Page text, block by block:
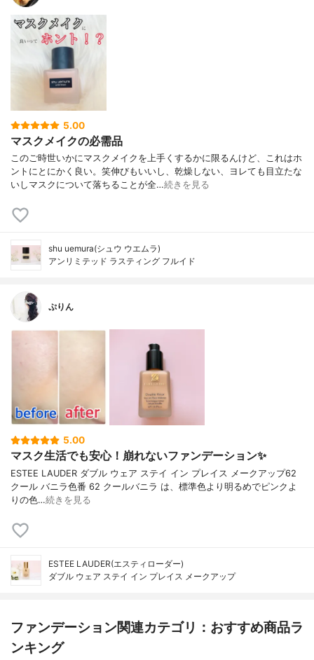
5.00
マスクメイクの必需品
このご時世いかにマスクメイクを上手くするかに限るんけど、これはホ
ントにとにかく良い。笑伸びもいいし、乾燥しない、ヨレても目立たな
いしマスクについて落ちることが全…続きを見る
shu uemura(シュウ ウエムラ)
アンリミテッド ラスティング フルイド
ぷりん
5.00
マスク生活でも安心！崩れないファンデーション✨
ESTEE LAUDER ダブル ウェア ステイ イン プレイス メークアップ62
クール バニラ色番 62 クールバニラ は、標準色より明るめでピンクよ
りの色…続きを見る
ESTEE LAUDER(エスティローダー)
ダブル ウェア ステイ イン プレイス メークアップ
ファンデーション関連カテゴリ：おすすめ商品ラ
ンキング